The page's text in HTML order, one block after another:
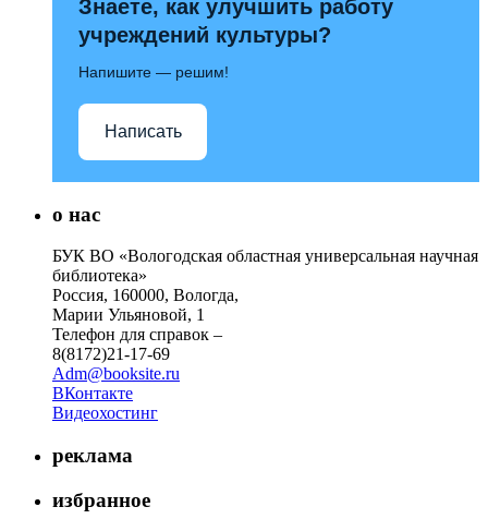
Знаете, как улучшить работу
учреждений культуры?
Напишите — решим!
Написать
о нас
БУК ВО «Вологодская областная универсальная научная
библиотека»
Россия, 160000, Вологда,
Марии Ульяновой, 1
Телефон для справок –
8(8172)21-17-69
Adm@booksite.ru
ВКонтакте
Видеохостинг
реклама
избранное